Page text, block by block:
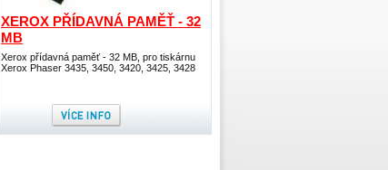
XEROX PŘÍDAVNÁ PAMĚŤ - 32
MB
Xerox přídavná paměť - 32 MB, pro tiskárnu
Xerox Phaser 3435, 3450, 3420, 3425, 3428